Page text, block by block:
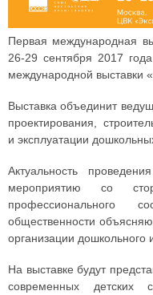
Первая международная
26-29 сентября 2017
международной выставки
Выставка объединит
проектирования,
и эксплуатации
Актуальность
мероприятию со
профессионального
общественности
организации дошкольного
На выставке будут
современных